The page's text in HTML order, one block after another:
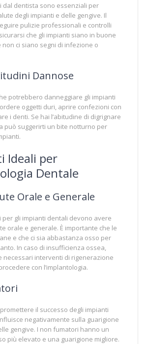
dal dentista sono essenziali per
degli impianti e delle gengive. Il
pulizie professionali e controlli
che gli impianti siano in buone
non ci siano segni di infezione o
Dannose
potrebbero danneggiare gli impianti
oggetti duri, aprire confezioni con
i denti. Se hai l’abitudine di digrignare
può suggerirti un bite notturno per
Ideali per
Dentale
Orale e Generale
per gli impianti dentali devono avere
orale e generale. È importante che le
e che ci sia abbastanza osso per
In caso di insufficienza ossea,
necessari interventi di rigenerazione
con l’implantologia.
il successo degli impianti
negativamente sulla guarigione
gengive. I non fumatori hanno un
più elevato e una guarigione migliore.